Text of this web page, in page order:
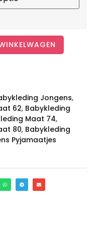
Jongens,
62, Babykleding
Maat 74,
80, Babykleding
Pyjamaatjes